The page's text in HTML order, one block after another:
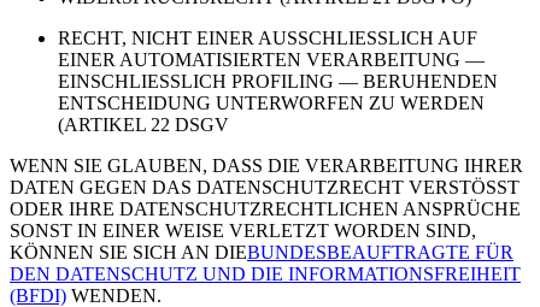
RECHT, NICHT EINER AUSSCHLIESSLICH AUF
EINER AUTOMATISIERTEN VERARBEITUNG —
EINSCHLIESSLICH PROFILING — BERUHENDEN
ENTSCHEIDUNG UNTERWORFEN ZU WERDEN
(ARTIKEL 22 DSGV
WENN SIE GLAUBEN, DASS DIE VERARBEITUNG IHRER
DATEN GEGEN DAS DATENSCHUTZRECHT VERSTÖSST
ODER IHRE DATENSCHUTZRECHTLICHEN ANSPRÜCHE
SONST IN EINER WEISE VERLETZT WORDEN SIND,
KÖNNEN SIE SICH AN DIEBUNDESBEAUFTRAGTE FÜR
DEN DATENSCHUTZ UND DIE INFORMATIONSFREIHEIT
(BFDI) WENDEN.